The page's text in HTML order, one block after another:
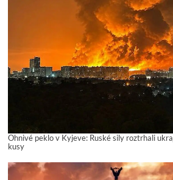
Ohnivé peklo v Kyjeve: Ruské sily roztrhali
kusy